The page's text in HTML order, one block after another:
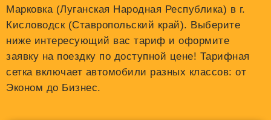
Марковка (Луганская Народная Республика) в г.
Кисловодск (Ставропольский край). Выберите
ниже интересующий вас тариф и оформите
заявку на поездку по доступной цене! Тарифная
сетка включает автомобили разных классов: от
Эконом до Бизнес.